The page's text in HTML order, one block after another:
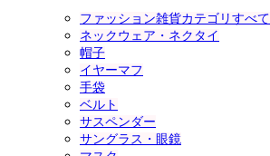
ファッション雑貨カテゴリすべて
ネックウェア・ネクタイ
帽子
イヤーマフ
手袋
ベルト
サスペンダー
サングラス・眼鏡